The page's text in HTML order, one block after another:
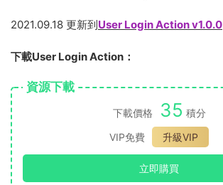
2021.09.18 更新到User Login Action v1.0.0
下載User Login Action：
資源下載
下載價格 35 積分
VIP免費
升級VIP
立即購買